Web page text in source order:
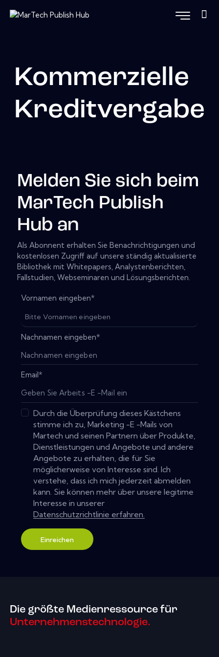
Kommerzielle
Kreditvergabe
Melden Sie sich beim
MarTech Publish
Hub an
Als Abonnent erhalten Sie Benachrichtigungen und
kostenlosen Zugriff auf unsere ständig aktualisierte
Bibliothek mit Whitepapers, Analystenberichten,
Fallstudien, Webseminaren und Lösungsberichten.
Vornamen eingeben*
Nachnamen eingeben*
Email*
Durch die Überprüfung dieses Kästchens
stimme ich zu, Marketing -E -Mails von
Martech und seinen Partnern über Produkte,
Dienstleistungen und Angebote und andere
Angebote zu erhalten, die für Sie
möglicherweise von Interesse sind. Ich
verstehe, dass ich mich jederzeit abmelden
kann. Sie können mehr über unsere legitime
Interesse in unserer
Datenschutzrichtlinie erfahren.
Einreichen
Die größte Medienressource für
Unternehmenstechnologie.